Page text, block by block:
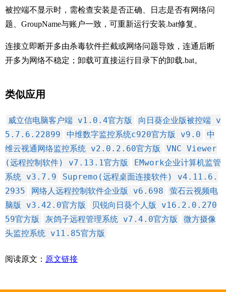
被控端不显示时，需检查安装是否正确、日志是否有网络问
题、GroupName与账户一致，可重新运行安装.bat修复。
连接立即断开多由杀毒软件拦截或网络问题导致，连通后断
开多为网络不稳定；卸载可直接运行目录下的卸载.bat。
类似应用
威立信电脑客户端 v1.0.4官方版
向日葵企业版被控端 v
5.7.6.22899
中维数字监控系统c920官方版 v9.0
中
维云视通网络监控系统 v2.0.2.60官方版
VNC Viewer
(远程控制软件) v7.13.1官方版
EMwork企业计算机监管
系统 v3.7.9
Supremo(远程桌面连接软件) v4.11.6.
2935
网络人远程控制软件企业版 v6.698
萤石云视频电
脑版 v3.42.0官方版
贝锐向日葵个人版 v16.2.0.270
59官方版
灰鸽子远程管理系统 v7.4.0官方版
微方摄像
头监控系统 v11.85官方版
阅读原文： 原文链接